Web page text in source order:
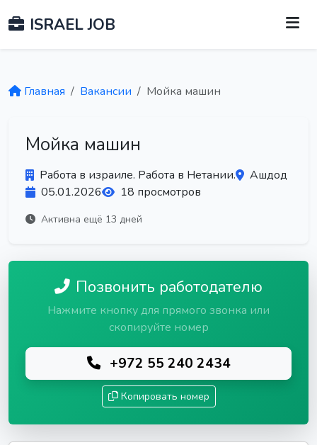
ISRAEL JOB
Главная Вакансии Мойка машин
Мойка машин
Работа в израиле. Работа в Нетании.
Ашдод
05.01.2026
18 просмотров
Активна ещё 13 дней
Позвонить работодателю
Нажмите кнопку для прямого звонка или
скопируйте номер
+972 55 240 2434
Копировать номер